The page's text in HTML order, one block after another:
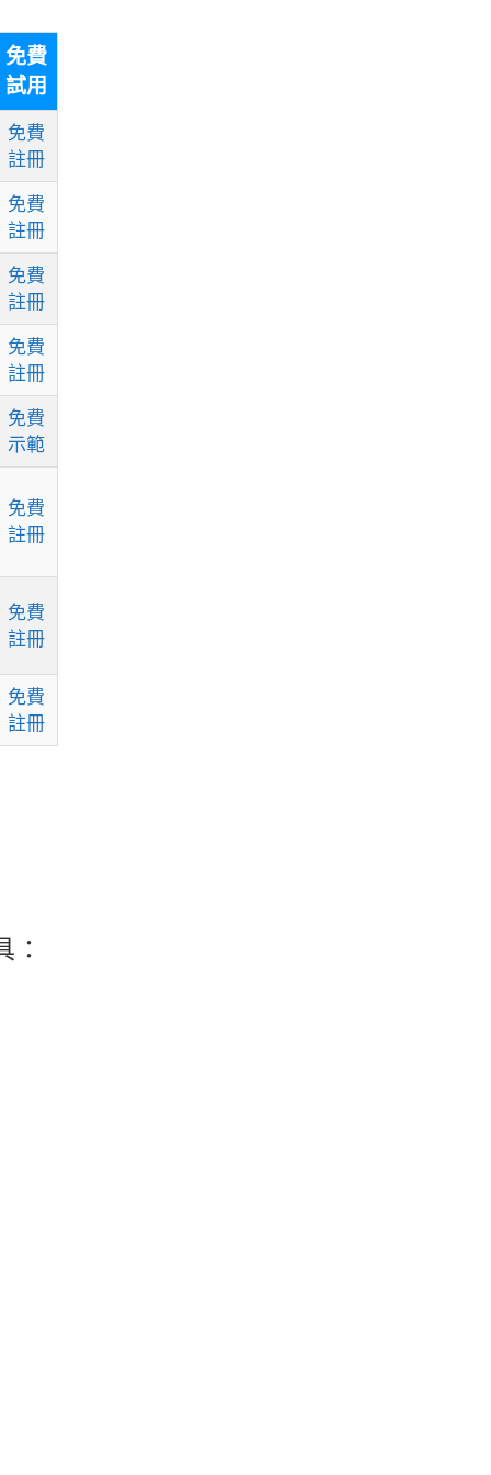
免費
試用
免費
註冊
免費
註冊
免費
註冊
免費
註冊
免費
示範
免費
註冊
免費
註冊
免費
註冊
：